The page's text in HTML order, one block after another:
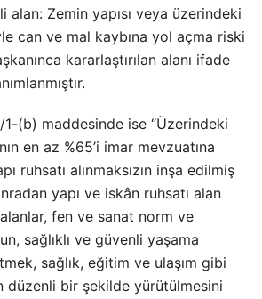
alan: Zemin yapısı veya üzerindeki
can ve mal kaybına yol açma riski
kararlaştırılan alanı ifade
1-(b) maddesinde ise “Üzerindeki
en az %65’i imar mevzuatına
ruhsatı alınmaksızın inşa edilmiş
yapı ve iskân ruhsatı alan
fen ve sanat norm ve
sağlıklı ve güvenli yaşama
sağlık, eğitim ve ulaşım gibi
düzenli bir şekilde yürütülmesini